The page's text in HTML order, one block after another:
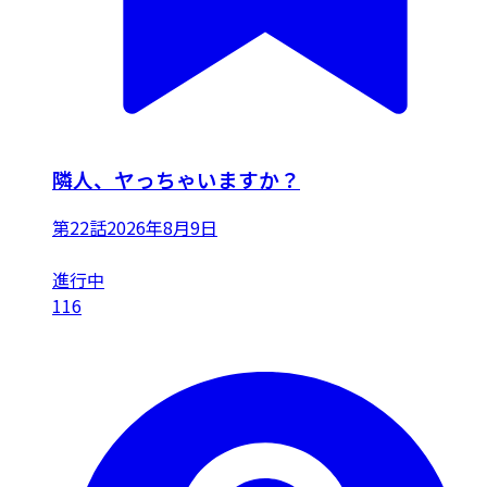
隣人、ヤっちゃいますか？
第22話2026年8月9日
進行中
116